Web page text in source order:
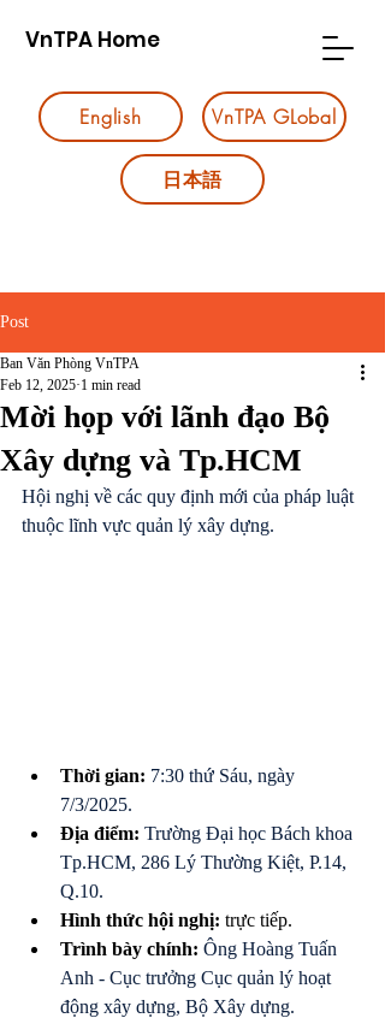
VnTPA Home
English VnTPA GLobal
日本語
Post
Mời họp với lãnh đạo Bộ
Xây dựng và Tp.HCM
Ban Văn Phòng VnTPA
Feb 12, 2025 1 min read
Hội nghị về các quy định mới của pháp luật
thuộc lĩnh vực quản lý xây dựng.
Thời gian: 7:30 thứ Sáu, ngày
7/3/2025.
Địa điểm: Trường Đại học Bách khoa
Tp.HCM, 286 Lý Thường Kiệt, P.14,
Q.10.
Hình thức hội nghị: trực tiếp.
Trình bày chính: Ông Hoàng Tuấn
Anh - Cục trưởng Cục quản lý hoạt
động xây dựng, Bộ Xây dựng.